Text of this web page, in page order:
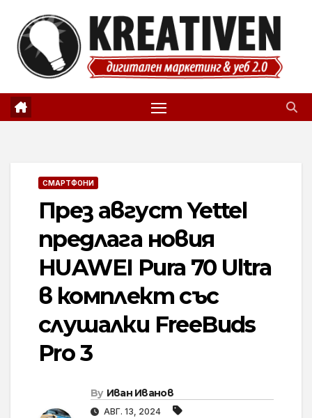
content
СМАРТФОНИ
През август Yettel
предлага новия
HUAWEI Pura 70 Ultra
в комплект със
слушалки FreeBuds
Pro 3
By Иван Иванов
АВГ. 13, 2024